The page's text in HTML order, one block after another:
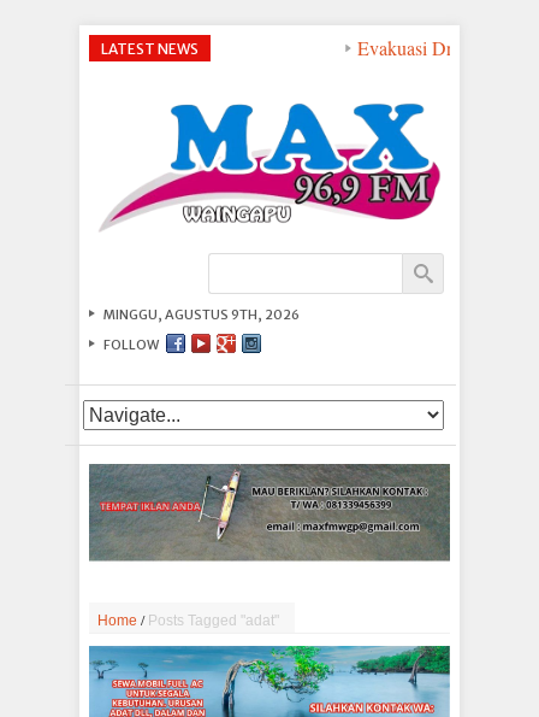
LATEST NEWS Evakuasi Dramatis di
MINGGU, AGUSTUS 9TH, 2026
FOLLOW
Home / Posts Tagged "adat"